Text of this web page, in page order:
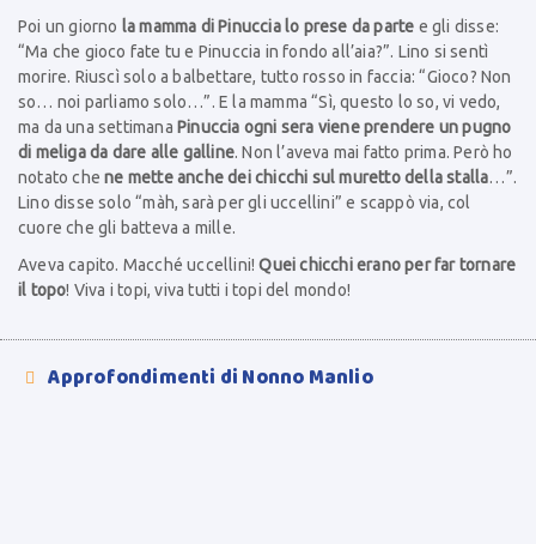
Poi un giorno la mamma di Pinuccia lo prese da parte e gli disse:
“Ma che gioco fate tu e Pinuccia in fondo all’aia?”. Lino si sentì
morire. Riuscì solo a balbettare, tutto rosso in faccia: “Gioco? Non
so… noi parliamo solo…”. E la mamma “Sì, questo lo so, vi vedo,
ma da una settimana Pinuccia ogni sera viene prendere un pugno
di meliga da dare alle galline. Non l’aveva mai fatto prima. Però ho
notato chene mette anche dei chicchi sul muretto della stalla…”.
Lino disse solo “màh, sarà per gli uccellini” e scappò via, col
cuore che gli batteva a mille.
Aveva capito. Macché uccellini!Quei chicchi erano per far tornare
il topo! Viva i topi, viva tutti i topi del mondo!
 Approfondimenti di Nonno Manlio